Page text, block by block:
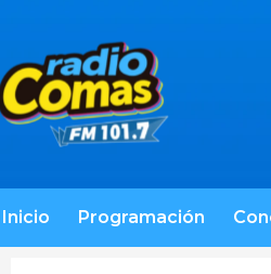
Inicio Programación